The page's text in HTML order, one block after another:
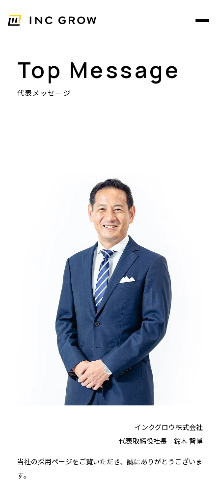
Top Message
代表メッセージ
当社の採用ページをご覧いただき、誠にありがとうございま
す。
インクグロウ株式会社
代表取締役社長 鈴木 智博